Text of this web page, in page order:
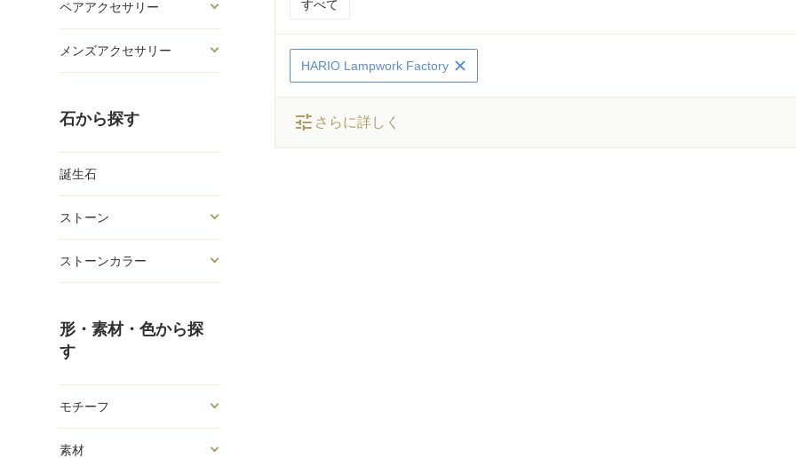
ペアアクセサリー
メンズアクセサリー
石から探す
誕生石
ストーン
ストーンカラー
形・素材・色から探
す
モチーフ
素材
すべて
HARIO Lampwork Factory
tune さらに詳しく